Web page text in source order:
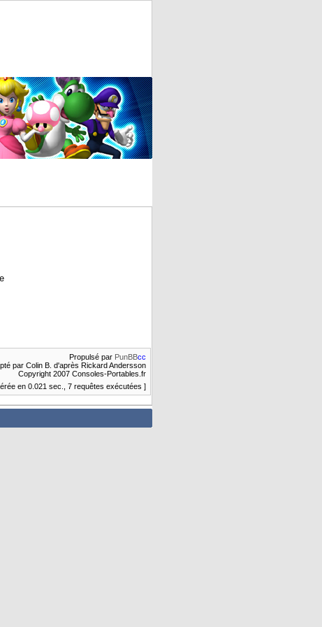
Propulsé par PunBBcc
par Colin B. d'après Rickard Andersson
Copyright 2007 Consoles-Portables.fr
en 0.021 sec., 7 requêtes exécutées ]